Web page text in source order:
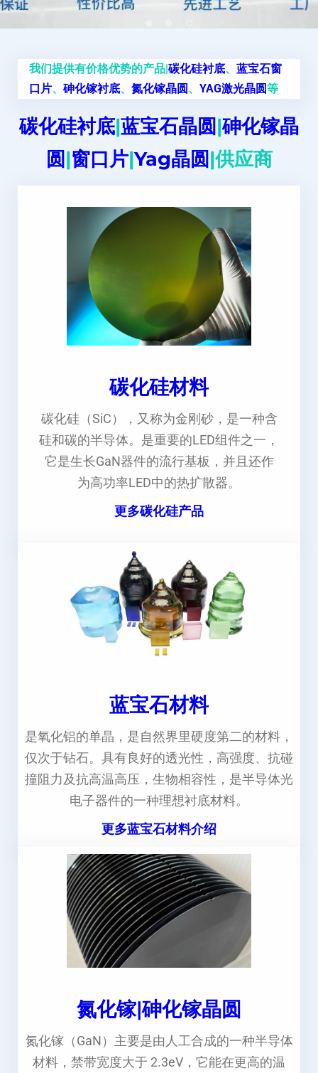
我们提供有价格优势的产品|碳化硅衬底、 蓝宝石窗
口片、 砷化镓衬底、 氮化镓晶圆、 YAG激光晶圆等
碳化硅衬底|蓝宝石晶圆|砷化镓晶
圆|窗口片|Yag晶圆|供应商
碳化硅材料
碳化硅（SiC），又称为金刚砂，是一种含
硅和碳的半导体。是重要的LED组件之一，
它是生长GaN器件的流行基板，并且还作
为高功率LED中的热扩散器。
更多碳化硅产品
蓝宝石材料
是氧化铝的单晶，是自然界里硬度第二的材料，
仅次于钻石。具有良好的透光性，高强度、抗碰
撞阻力及抗高温高压，生物相容性，是半导体光
电子器件的一种理想衬底材料。
更多蓝宝石材料介绍
氮化镓|砷化镓晶圆
氮化镓（GaN）主要是由人工合成的一种半导体
材料，禁带宽度大于 2.3eV，它能在更高的温